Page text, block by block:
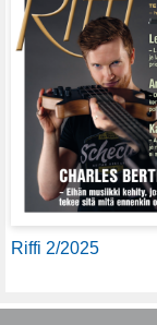
Riffi 2/2025